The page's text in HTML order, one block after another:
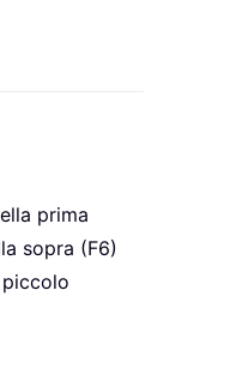
prima
sopra (F6)